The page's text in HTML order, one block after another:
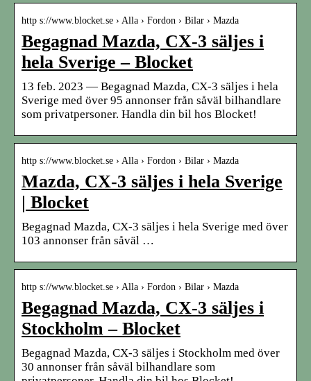
http s://www.blocket.se › Alla › Fordon › Bilar › Mazda
Begagnad Mazda, CX-3 säljes i
hela Sverige – Blocket
13 feb. 2023 — Begagnad Mazda, CX-3 säljes i hela
Sverige med över 95 annonser från såväl bilhandlare
som privatpersoner. Handla din bil hos Blocket!
http s://www.blocket.se › Alla › Fordon › Bilar › Mazda
Mazda, CX-3 säljes i hela Sverige
| Blocket
Begagnad Mazda, CX-3 säljes i hela Sverige med över
103 annonser från såväl …
http s://www.blocket.se › Alla › Fordon › Bilar › Mazda
Begagnad Mazda, CX-3 säljes i
Stockholm – Blocket
Begagnad Mazda, CX-3 säljes i Stockholm med över
30 annonser från såväl bilhandlare som